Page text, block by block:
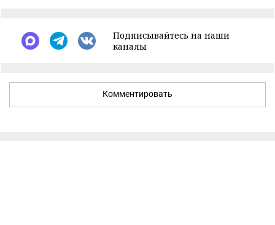
Подписывайтесь на наши
каналы
Комментировать